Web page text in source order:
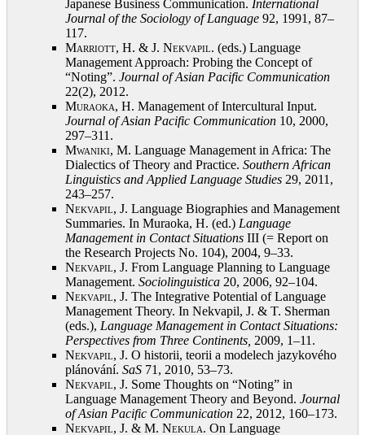
Japanese Business Communication. International
Journal of the Sociology of Language 92, 1991, 87–
117.
Marriott, H. & J. Nekvapil. (eds.) Language
Management Approach: Probing the Concept of
“Noting”. Journal of Asian Pacific Communication
22(2), 2012.
Muraoka, H. Management of Intercultural Input.
Journal of Asian Pacific Communication 10, 2000,
297–311 .
Mwaniki, M. Language Management in Africa: The
Dialectics of Theory and Practice. Southern African
Linguistics and Applied Language Studies 29, 2011,
243–257.
Nekvapil, J. Language Biographies and Management
Summaries. In Muraoka, H. (ed.) Language
Management in Contact Situations III (= Report on
the Research Projects No. 104), 2004, 9–33.
Nekvapil, J. From Language Planning to Language
Management. Sociolinguistica 20, 2006, 92–104.
Nekvapil, J. The Integrative Potential of Language
Management Theory. In Nekvapil, J. & T. Sherman
(eds.), Language Management in Contact Situations:
Perspectives from Three Continents, 2009, 1–11 .
Nekvapil, J. O historii, teorii a modelech jazykového
plánování. SaS 71, 2010, 53–73.
Nekvapil, J. Some Thoughts on “Noting” in
Language Management Theory and Beyond. Journal
of Asian Pacific Communication 22, 2012, 160–173.
Nekvapil, J. & M. Nekula. On Language